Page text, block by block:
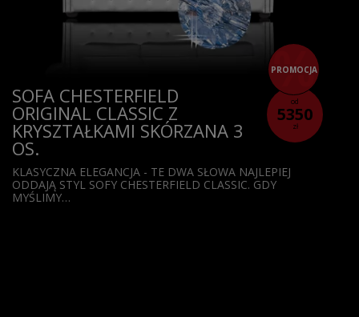
PROMOCJA
od
5350
zł
SOFA CHESTERFIELD
ORIGINAL CLASSIC Z
KRYSZTAŁKAMI SKÓRZANA 3
OS.
KLASYCZNA ELEGANCJA - TE DWA SŁOWA NAJLEPIEJ
ODDAJĄ STYL SOFY CHESTERFIELD CLASSIC. GDY
MYŚLIMY…